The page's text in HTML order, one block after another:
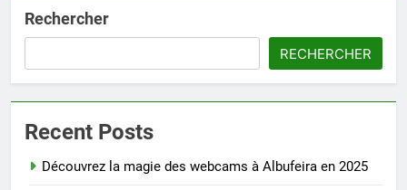
Rechercher
RECHERCHER
Recent Posts
Découvrez la magie des webcams à Albufeira en 2025